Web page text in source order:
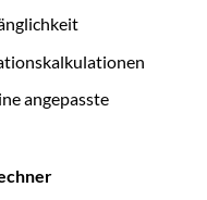
angepasste